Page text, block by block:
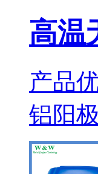
高温
产品
铝阳